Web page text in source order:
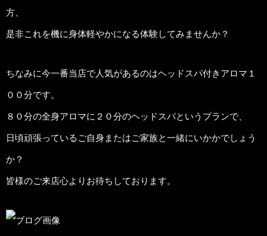
方、
是非これを機に身体軽やかになる体験してみませんか？
ちなみに今一番当店で人気があるのはヘッドスパ付きアロマ１
００分です。
８０分の全身アロマに２０分のヘッドスパというプランで、
日頃頑張っているご自身またはご家族と一緒にいかかでしょう
か？
皆様のご来店心よりお待ちしております。